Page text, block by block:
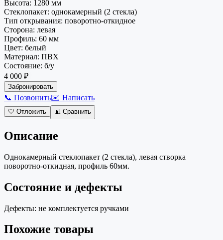
Высота: 1280 мм
Стеклопакет: однокамерный (2 стекла)
Тип открывания: поворотно-откидное
Сторона: левая
Профиль: 60 мм
Цвет: белый
Материал: ПВХ
Состояние: б/у
4 000 ₽
Забронировать
📞 Позвонить✉️ Написать
🤍 Отложить 📊 Сравнить
Описание
Однокамерный стеклопакет (2 стекла), левая створка
поворотно-откидная, профиль 60мм.
Состояние и дефекты
Дефекты: не комплектуется ручками
Похожие товары